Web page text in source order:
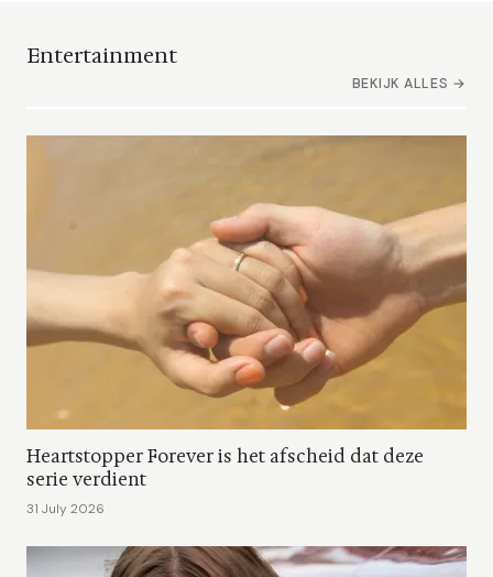
Entertainment
BEKIJK ALLES →
Heartstopper Forever is het afscheid dat deze
serie verdient
31 July 2026